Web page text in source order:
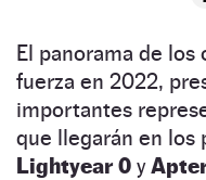
El panorama de
fuerza en 2022,
importantes
que llegarán en los
Lightyear 0 y